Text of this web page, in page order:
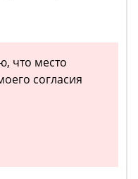
что место
согласия